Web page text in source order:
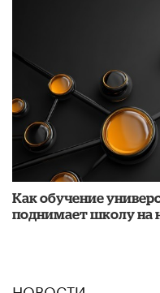
​Как обучение
поднимает школу на